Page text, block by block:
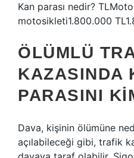
Kan parası nedir?
motosikleti1.800.000
ÖLÜMLÜ
KAZASINDA
PARASINI
Dava, kişinin ölümüne
açılabileceği gibi, trafik